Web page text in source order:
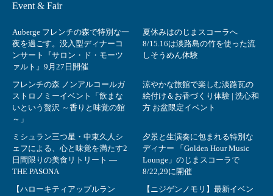
Event & Fair
Auberge フレンチの森で特別な一
夜を過ごす。没入型ディナーコ
ンサート『サロン・ド・モーツ
ァルト』9月27日開催
夏休みはのじまスコーラへ
8/15.16は淡路島の竹を使った流
しそうめん体験
フレンチの森 ノンアルコールガ
ストロノミーイベント「飲まな
いという贅沢 ～香りと味覚の館
～」
涼やかな旅館で楽しむ淡路瓦の
絵付け＆お香づくり体験 | 洗心和
方 お盆限定イベント
ミシュラン三つ星・中東久人シ
ェフによる、心と味覚を満たす2
日間限りの美食リトリート ―
THE PASONA
夕景と生演奏に包まれる特別な
ディナー 「Golden Hour Music
Lounge」のじまスコーラで
8/22,29に開催
【ハローキティアップルラン
【ニジゲンノモリ】最新イベン